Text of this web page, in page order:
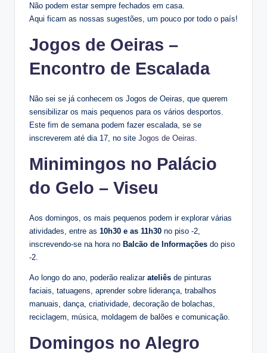
Não podem estar sempre fechados em casa.
Aqui ficam as nossas sugestões, um pouco por todo o país!
Jogos de Oeiras –
Encontro de Escalada
Não sei se já conhecem os Jogos de Oeiras, que querem
sensibilizar os mais pequenos para os vários desportos.
Este fim de semana podem fazer escalada, se se
inscreverem até dia 17, no site Jogos de Oeiras
Minimingos no Palácio
do Gelo – Viseu
Aos domingos, os mais pequenos podem ir explorar várias
atividades, entre as 10h30 e as 11h30 no piso -2,
inscrevendo-se na hora no Balcão de Informações do piso
-2.
Ao longo do ano, poderão realizar ateliês de pinturas
faciais, tatuagens, aprender sobre liderança, trabalhos
manuais, dança, criatividade, decoração de bolachas,
reciclagem, música, moldagem de balões e comunicação.
Domingos no Alegro